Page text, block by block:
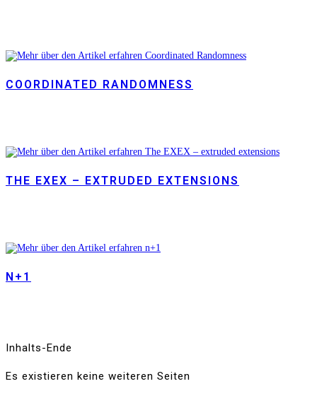
COORDINATED RANDOMNESS
THE EXEX – EXTRUDED EXTENSIONS
N+1
Inhalts-Ende
Es existieren keine weiteren Seiten